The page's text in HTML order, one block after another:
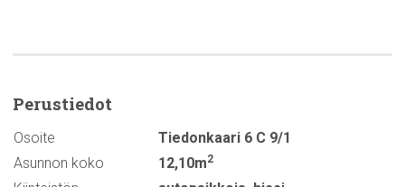
Perustiedot
Osoite
Tiedonkaari 6 C 9/1
Asunnon koko
12,10m2